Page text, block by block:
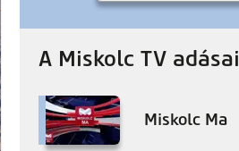
A Miskolc TV adásai
Miskolc Ma